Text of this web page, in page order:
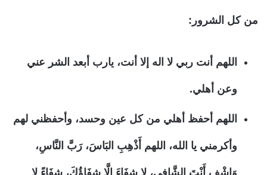
من كل الشرور:
اللهم أنت ربي لا اله إلا أنت، يارب أبعد الشر عني
وعن أهلي.
اللهم أحفظ أهلي من كل عين وحسد، وأحفظني لهم
وأكرمني يا الله، اللهم أَذْهِبِ البَاسَ، رَبَّ النَّاسِ،
وَاشْفِ أَنْتَ الشَّافِي، لا شِفَاءَ إلَّا شِفَاؤُكَ، شِفَاءً لا